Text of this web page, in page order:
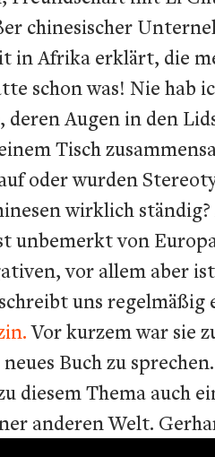
chinesischer
Afrika erklärt, die
schon was! Nie hab
deren Augen in den
Tisch
oder wurden
wirklich
von
vor allem aber
uns regelmäßig
Vor kurzem war sie
Buch zu
diesem Thema auch
anderen Welt.